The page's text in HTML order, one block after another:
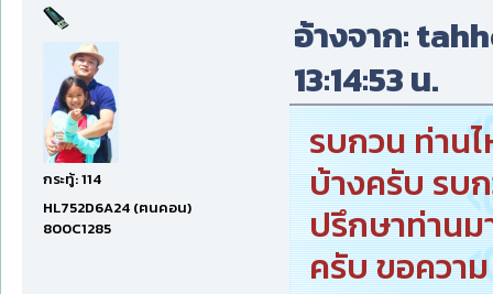
กระทู้: 114
HL752D6A24 (ฅนคอน)
800C1285
อ้างจาก:
13:14:53 น.
รบกวน ท่าน
บ้างครับ รบ
ปรึกษาท่าน
ครับ ขอควา